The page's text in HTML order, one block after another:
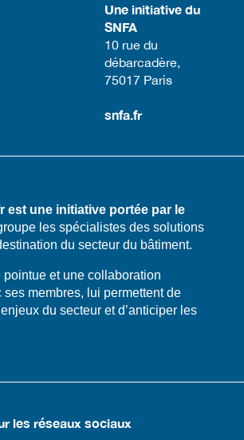
Une initiative du
SNFA
​10 rue du
débarcadère,
75017 Paris​
snfa.fr
est une initiative portée par le
les spécialistes des solutions
du secteur du bâtiment.
pointue et une collaboration
ses membres, lui permettent de
du secteur et d’anticiper les
les réseaux sociaux